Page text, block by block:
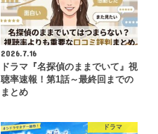
2026.7.16
ドラマ『名探偵のままでいて』視
聴率速報！第1話～最終回までの
まとめ
ドラマ